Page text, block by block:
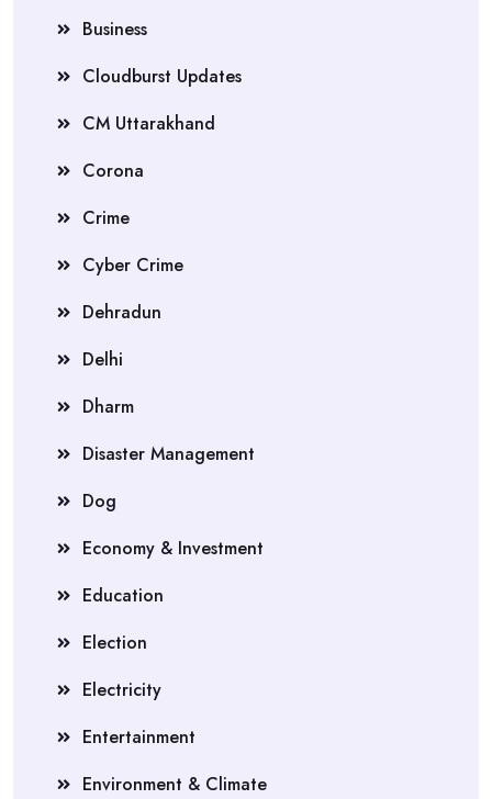
Business
Cloudburst Updates
CM Uttarakhand
Corona
Crime
Cyber Crime
Dehradun
Delhi
Dharm
Disaster Management
Dog
Economy & Investment
Education
Election
Electricity
Entertainment
Environment & Climate